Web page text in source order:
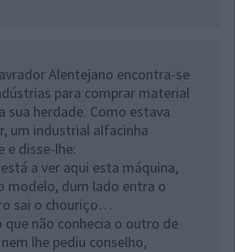
Alentejano encontra-se
para comprar material
sua herdade. Como estava
um industrial alfacinha
e disse-lhe:
a ver aqui esta máquina,
modelo, dum lado entra o
sai o chouriço…
que não conhecia o outro de
lhe pediu conselho,